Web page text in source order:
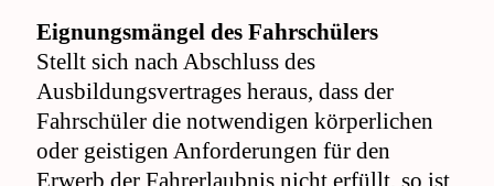
Eignungsmängel des Fahrschülers
Stellt sich nach Abschluss des
Ausbildungsvertrages heraus, dass der
Fahrschüler die notwendigen körperlichen
oder geistigen Anforderungen für den
Erwerb der Fahrerlaubnis nicht erfüllt, so ist